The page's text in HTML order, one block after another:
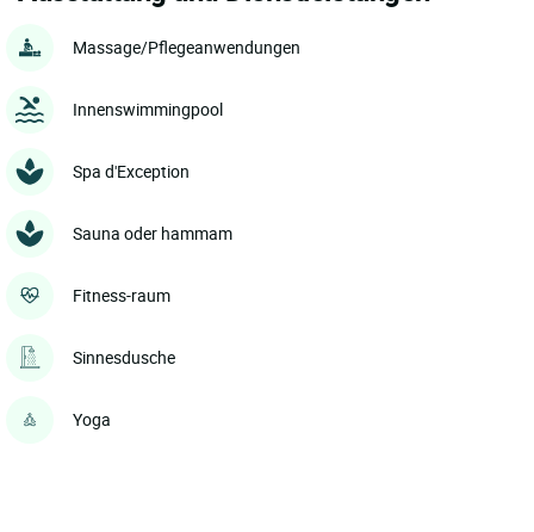
Massage/Pflegeanwendungen
Innenswimmingpool
Spa d'Exception
Sauna oder hammam
Fitness-raum
Sinnesdusche
Yoga